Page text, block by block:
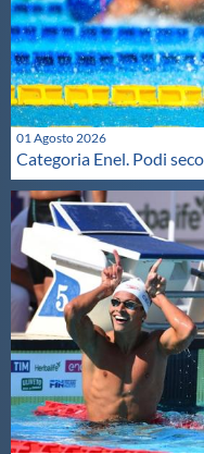
01 Agosto 2026
Categoria Enel. Podi